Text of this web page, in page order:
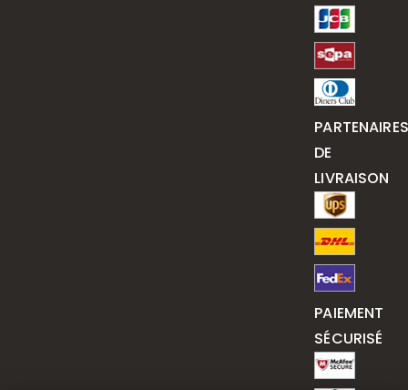
PARTENAIRES
DE
LIVRAISON
PAIEMENT
SÉCURISÉ